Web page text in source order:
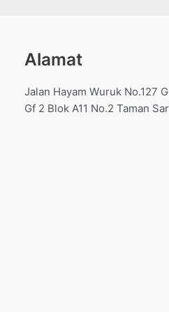
Alamat
Jalan Hayam Wuruk No.127
Gf 2 Blok A11 No.2 Taman